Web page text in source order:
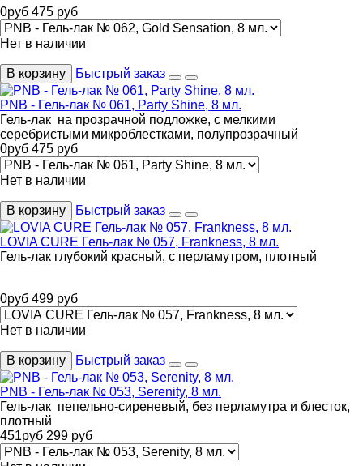
0руб 475 руб
Нет в наличии
В корзину Быстрый заказ
PNB - Гель-лак № 061, Party Shine, 8 мл.
Гель-лак на прозрачной подложке, с мелкими
серебристыми микроблестками, полупрозрачный
0руб 475 руб
Нет в наличии
В корзину Быстрый заказ
LOVIA CURE Гель-лак № 057, Frankness, 8 мл.
Гель-лак глубокий красный, с перламутром, плотный
0руб 499 руб
Нет в наличии
В корзину Быстрый заказ
PNB - Гель-лак № 053, Serenity, 8 мл.
Гель-лак пепельно-сиреневый, без перламутра и блесток,
плотный
451руб 299 руб